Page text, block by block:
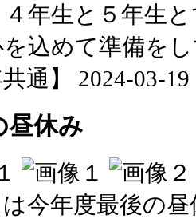
年生と５年生
込めて準備を
共通】 2024-03-
昼休み
今年度最後の